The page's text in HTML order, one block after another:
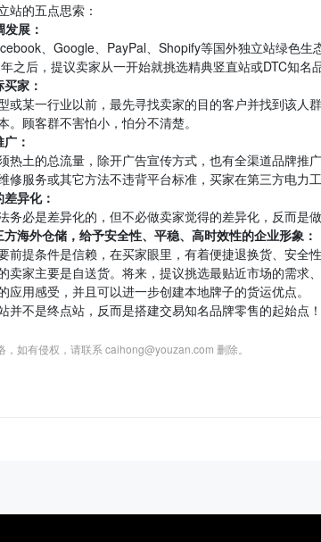
站的五点思索：
展：
、Google、PayPal、Shopify等国外独立站绿色
之后，提议卖家从一开始就挑选精典竖直站或DTC知名品
家：
或某一行业以前，最先寻找卖家的目的客户并找到该人
。顾客群不害怕小，怕分不清楚。
：
热土的总流量，除开广告宣传方式，也有全渠道品牌推
修服务或其它方法不违背平台标准，买家在第三方电力
异化：
务必是差异化的，但不必做卖家觉得的差异化，反而是
方海外仓储 ，给予安全性、平稳、高时效性的企业形象：
前提条件是信赖，在买家眼里，有着便捷退换货、安全
卖家主要是自送货。将来，提议挑选最贴近市场的需求
应用感受，并且可以进一步创建本地牌子的货运优点。
并不是终点站，反而是搭建交易知名品牌零售的起始点！
，如有侵权，请联系 caihong@youzan.com 删除。